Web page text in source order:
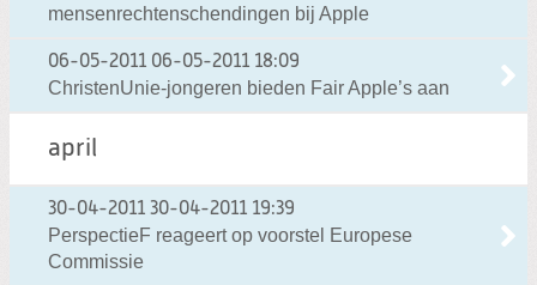
mensenrechtenschendingen bij Apple
06-05-2011 06-05-2011 18:09
ChristenUnie-jongeren bieden Fair Apple’s aan
april
30-04-2011 30-04-2011 19:39
PerspectieF reageert op voorstel Europese
Commissie